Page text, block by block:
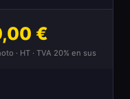
€
· HT · TVA 20% en sus